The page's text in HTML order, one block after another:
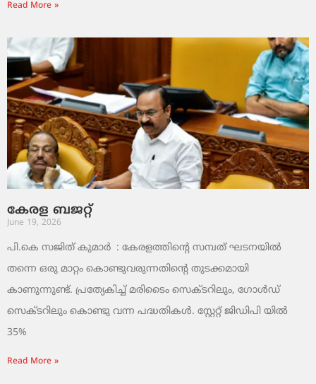
Read More »
കേരള ബജറ്റ്
June 19, 2026
പി.കെ സജിത് കുമാര്‍ : കേരളത്തിന്റെ സമ്പത് ഘടനയിൽ
തന്നെ ഒരു മാറ്റം കൊണ്ടുവരുന്നതിന്റെ തുടക്കമായി
കാണുന്നുണ്ട്. പ്രത്യേകിച്ച് മരിടൈം സെക്ടറിലും, ഗോൾഡ്
സെക്ടറിലും കൊണ്ടു വന്ന പദ്ധതികൾ. സ്റ്റേറ്റ് ജിഡിപി യിൽ
35%
Read More »